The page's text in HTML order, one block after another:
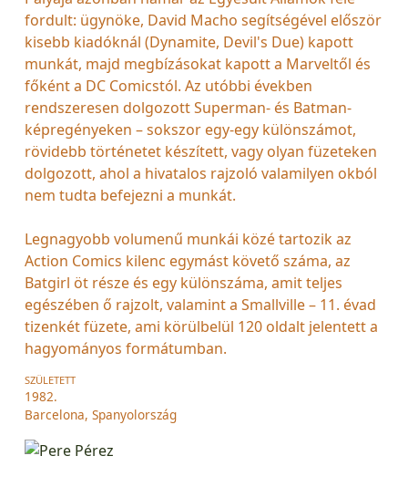
fordult: ügynöke, David Macho segítségével először
kisebb kiadóknál (Dynamite, Devil's Due) kapott
munkát, majd megbízásokat kapott a Marveltől és
főként a DC Comicstól. Az utóbbi években
rendszeresen dolgozott Superman- és Batman-
képregényeken – sokszor egy-egy különszámot,
rövidebb történetet készített, vagy olyan füzeteken
dolgozott, ahol a hivatalos rajzoló valamilyen okból
nem tudta befejezni a munkát.
Legnagyobb volumenű munkái közé tartozik az
Action Comics kilenc egymást követő száma, az
Batgirl öt része és egy különszáma, amit teljes
egészében ő rajzolt, valamint a Smallville – 11. évad
tizenkét füzete, ami körülbelül 120 oldalt jelentett a
hagyományos formátumban.
SZÜLETETT
1982.
Barcelona, Spanyolország